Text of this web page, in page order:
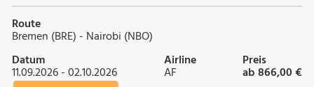
Route
Bremen (BRE) - Nairobi (NBO)
Datum
11.09.2026 - 02.10.2026
Airline
AF
Preis
ab 866,00 €